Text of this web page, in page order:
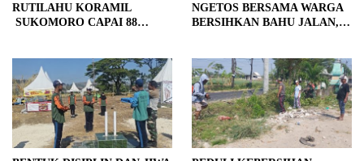
RUTILAHU KORAMIL
SUKOMORO CAPAI 88
NGETOS BERSAMA WARGA
BERSIHKAN BAHU JALAN,